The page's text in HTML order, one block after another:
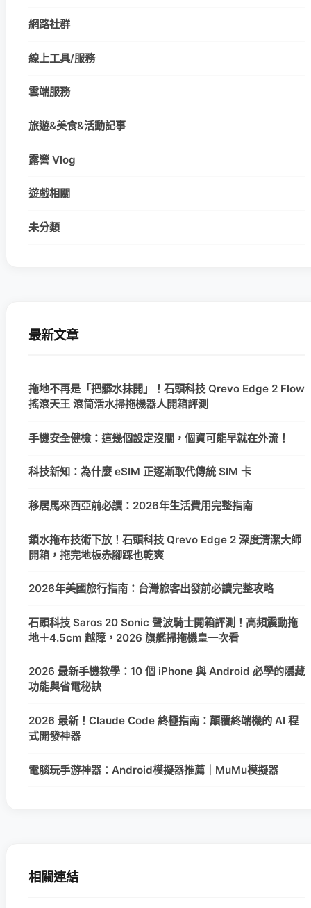
網路社群
線上工具/服務
雲端服務
旅遊&美食&活動記事
露營 Vlog
遊戲相關
未分類
最新文章
拖地不再是「把髒水抹開」！石頭科技 Qrevo Edge 2 Flow
搖滾天王 滾筒活水掃拖機器人開箱評測
手機安全健檢：這幾個設定沒關，個資可能早就在外流！
科技新知：為什麼 eSIM 正逐漸取代傳統 SIM 卡
移居馬來西亞前必讀：2026年生活費用完整指南
鎖水拖布技術下放！石頭科技 Qrevo Edge 2 深度清潔大師
開箱，拖完地板赤腳踩也乾爽
2026年美國旅行指南：台灣旅客出發前必讀完整攻略
石頭科技 Saros 20 Sonic 聲波騎士開箱評測！高頻震動拖
地＋4.5cm 越障，2026 旗艦掃拖機皇一次看
2026 最新手機教學：10 個 iPhone 與 Android 必學的隱藏
功能與省電秘訣
2026 最新！Claude Code 終極指南：顛覆終端機的 AI 程
式開發神器
電腦玩手游神器：Android模擬器推薦｜MuMu模擬器
相關連結